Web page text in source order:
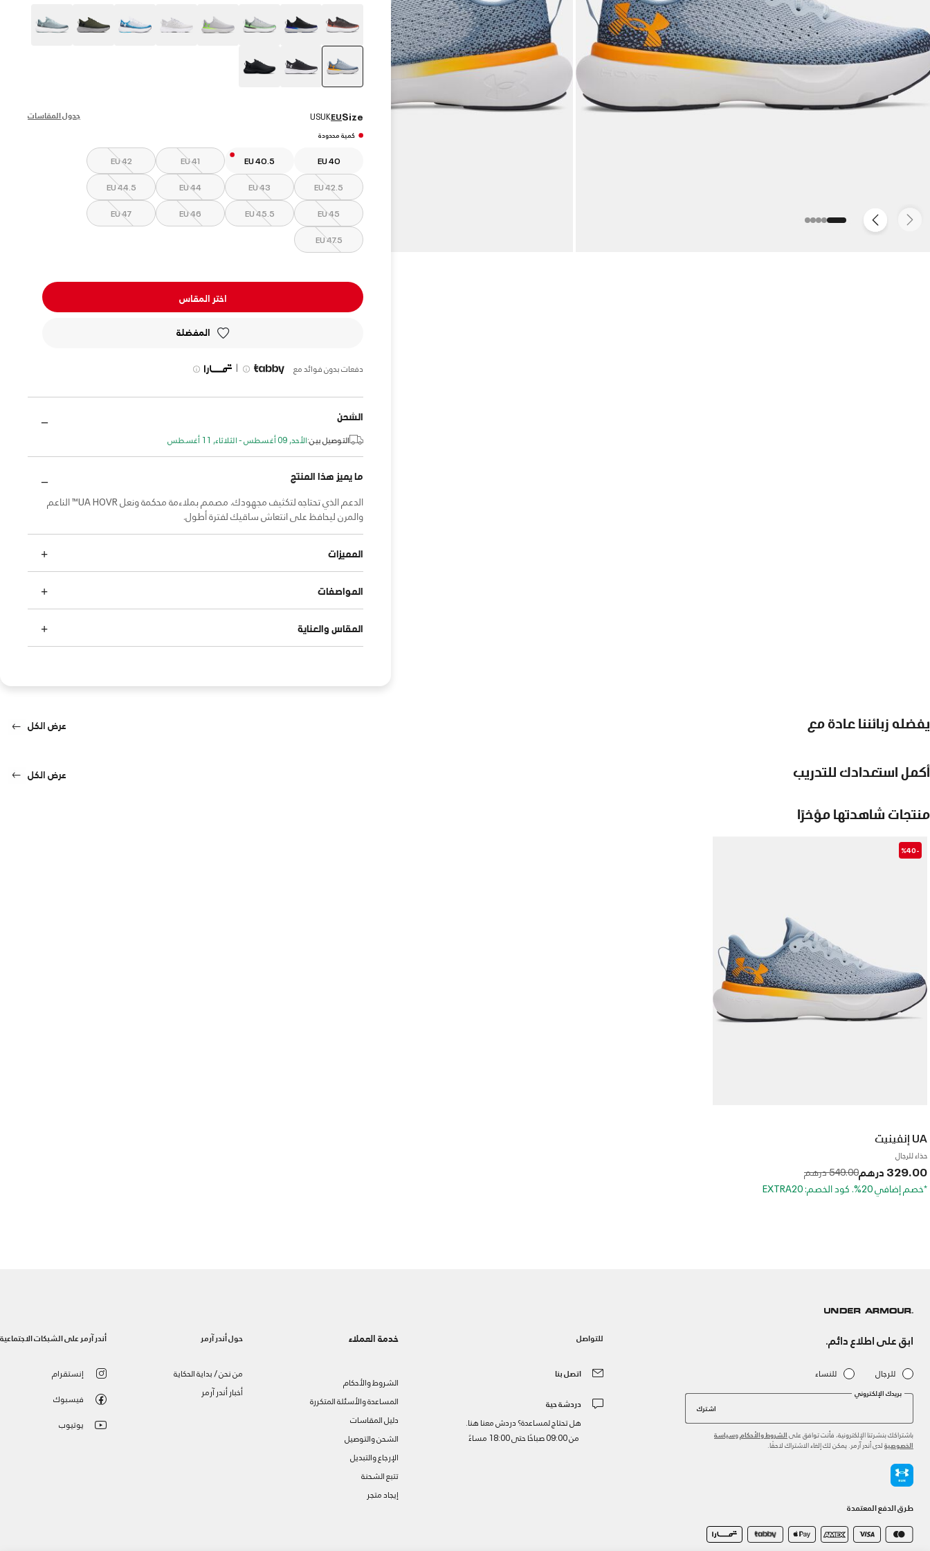
جدول المقاسات Size
EU
UK
US
كمية محدودة
EU 40
EU 40.5
EU 41
EU 42
EU 42.5
EU 43
EU 44
EU 44.5
EU 45
EU 45.5
EU 46
EU 47
EU 47.5
اختر المقاس
المفضلة
دفعات بدون فوائد مع |
الشحن
التوصيل بين:الأحد, 09 أغسطس - الثلاثاء, 11 أغسطس
ما يميز هذا المنتج
الدعم الذي تحتاجه لتكثيف مجهودك. مصمم بملاءمة محكمة ونعل UA HOVR™ الناعم
والمرن ليحافظ على انتعاش ساقيك لفترة أطول.
المميزات
المواصفات
المقاس والعناية
يفضله زبائننا عادة مع عرض الكل
أكمل استعدادك للتدريب عرض الكل
منتجات شاهدتها مؤخرًا
-%40
UA إنفينيت
حذاء للرجال
329.00 درهم Price reduced from
549.00 درهم
to
*خصم إضافي 20%. كود الخصم: EXTRA20
ابق على اطلاع دائم.
للرجال للنساء
بريدك الإلكتروني
اشترك
باشتراكك بنشرتنا الإلكترونية، فأنت توافق على الشروط والأحكام وسياسة
الخصوصية لدى أندر آرمر. يمكن لك إلغاء الاشتراك لاحقًا.
طرق الدفع المعتمدة
للتواصل
اتصل بنا
دردشة حية
هل تحتاج لمساعدة؟ دردش معنا هنا.
من 09:00 صباحًا حتى 18:00 مساءً
خدمة العملاء
الشروط والأحكام
المساعدة والأسئلة المتكررة
دليل المقاسات
الشحن والتوصيل
الإرجاع والتبديل
تتبع الشحنة
إيجاد متجر
حول أندر آرمر
من نحن / بداية الحكاية
أخبار أندر آرمر
أندر آرمر على الشبكات الاجتماعية
إنستقرام
فيسبوك
يوتيوب